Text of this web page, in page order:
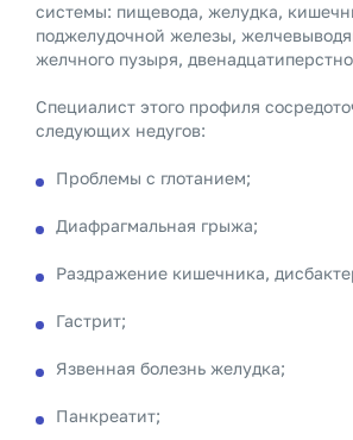
системы: пищевода, желудка,
поджелудочной железы,
желчного пузыря,
Специалист этого профиля
следующих недугов:
Проблемы с глотанием;
Диафрагмальная грыжа;
Раздражение кишечника,
Гастрит;
Язвенная болезнь желудка;
Панкреатит;